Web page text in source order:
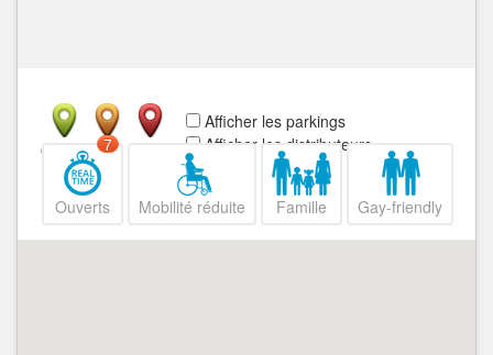
Afficher les parkings
Afficher les distributeurs
Ouvert
Ouverts
7
Mobilité réduite Famille Gay-friendly